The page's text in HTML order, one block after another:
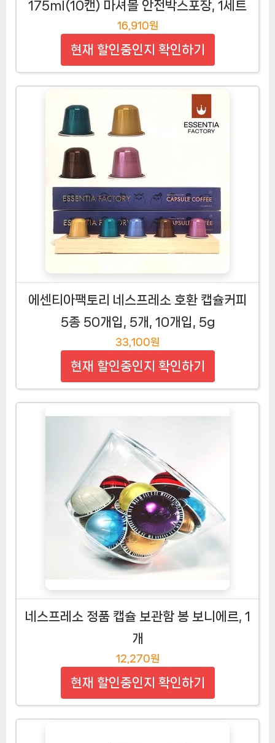
175ml(10캔) 마셔몰 안전박스포장, 1세트
16,910원
현재 할인중인지 확인하기
에센티아팩토리 네스프레소 호환 캡슐커피
5종 50개입, 5개, 10개입, 5g
33,100원
현재 할인중인지 확인하기
네스프레소 정품 캡슐 보관함 봉 보니에르, 1
개
12,270원
현재 할인중인지 확인하기